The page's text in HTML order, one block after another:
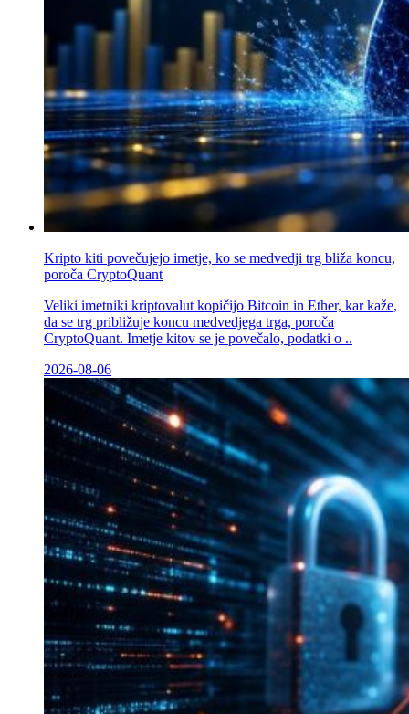
Kripto kiti povečujejo imetje, ko se medvedji trg bliža koncu,
poroča CryptoQuant
Veliki imetniki kriptovalut kopičijo Bitcoin in Ether, kar kaže,
da se trg približuje koncu medvedjega trga, poroča
CryptoQuant. Imetje kitov se je povečalo, podatki o ..
2026-08-06